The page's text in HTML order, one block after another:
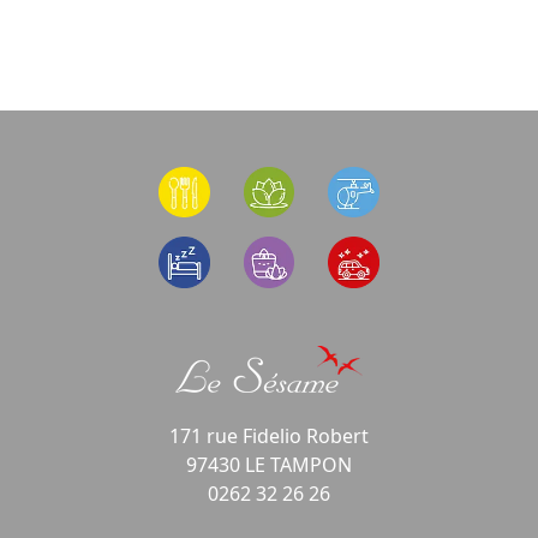
171 rue Fidelio Robert
97430 LE TAMPON
0262 32 26 26